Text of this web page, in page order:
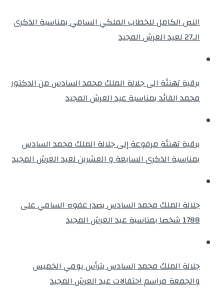
النص الكامل للخطاب الملكي السامي بمناسبة الذكرى
الـ27 لعيد العرش المجيد
برقية تهنئة الى جلالة الملك محمد السادس من الدكتور
محمد الفائد بمناسبة عيد العرش المجيد
برقية تهنئة مرفوعة إلى جلالة الملك محمد السادس
بمناسبة الذكرى السابعة و العشرين لعيد العرش المجيد
جلالة الملك محمد السادس يصدر عفوه السامي على
1788 شخصا بمناسبة عيد العرش المجيد
جلالة الملك محمد السادس يترأس يومي الخميس
والجمعة مراسم احتفالات عيد العرش المجيد